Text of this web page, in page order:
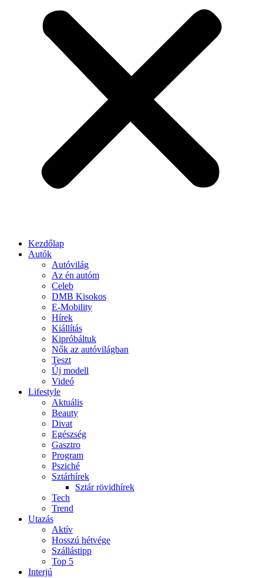
Kezdőlap
Autók
Autóvilág
Az én autóm
Celeb
DMB Kisokos
E-Mobility
Hírek
Kiállítás
Kipróbáltuk
Nők az autóvilágban
Teszt
Új modell
Videó
Lifestyle
Aktuális
Beauty
Divat
Egészség
Gasztro
Program
Psziché
Sztárhírek
Sztár rövidhírek
Tech
Trend
Utazás
Aktív
Hosszú hétvége
Szállástipp
Top 5
Interjú